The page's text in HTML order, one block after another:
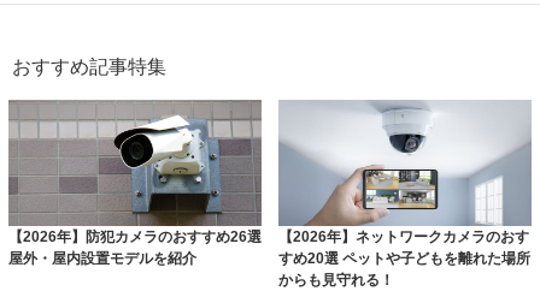
おすすめ記事特集
【2026年】防犯カメラのおすすめ26選
屋外・屋内設置モデルを紹介
【2026年】ネットワークカメラのおす
すめ20選 ペットや子どもを離れた場所
からも見守れる！